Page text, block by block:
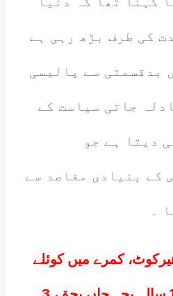
کی طرف بڑھ رہی ہے
بدقسمتی سے پالیسی
جاتی سیاست کے
دیتا ہے جو
کے بنیادی مقاصد سے
۔
کمرے میں کوئلے